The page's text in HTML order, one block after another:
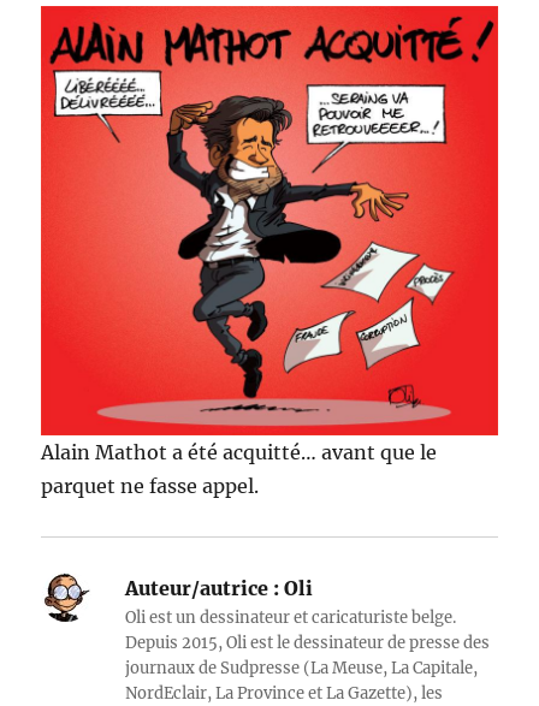
Alain Mathot a été acquitté… avant que le
parquet ne fasse appel.
Auteur/autrice : Oli
Oli est un dessinateur et caricaturiste belge.
Depuis 2015, Oli est le dessinateur de presse des
journaux de Sudpresse (La Meuse, La Capitale,
NordEclair, La Province et La Gazette), les